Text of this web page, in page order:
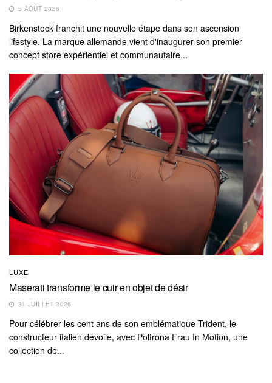
5 AOÛT 2026
Birkenstock franchit une nouvelle étape dans son ascension
lifestyle. La marque allemande vient d'inaugurer son premier
concept store expérientiel et communautaire...
LUXE
Maserati transforme le cuir en objet de désir
31 JUILLET 2026
Pour célébrer les cent ans de son emblématique Trident, le
constructeur italien dévoile, avec Poltrona Frau In Motion, une
collection de...